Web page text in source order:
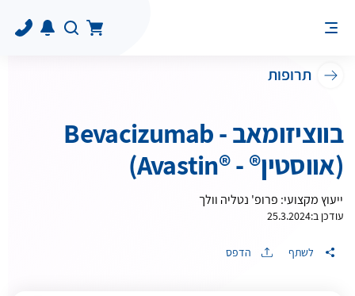
תרופות
בווציזומאב - Bevacizumab
(אווסטין® - ®Avastin)
ייעוץ מקצועי: פרופ' נטליה וולך
עודכן ב:25.3.2024